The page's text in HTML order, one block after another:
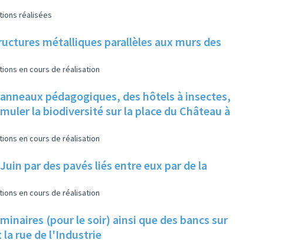
réalisées
métalliques parallèles aux murs des
en cours de réalisation
pédagogiques, des hôtels à insectes,
la biodiversité sur la place du Château à
en cours de réalisation
par des pavés liés entre eux par de la
en cours de réalisation
(pour le soir) ainsi que des bancs sur
la rue de l'Industrie